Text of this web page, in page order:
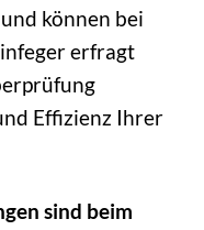
können bei
erfragt
Effizienz Ihrer
sind beim